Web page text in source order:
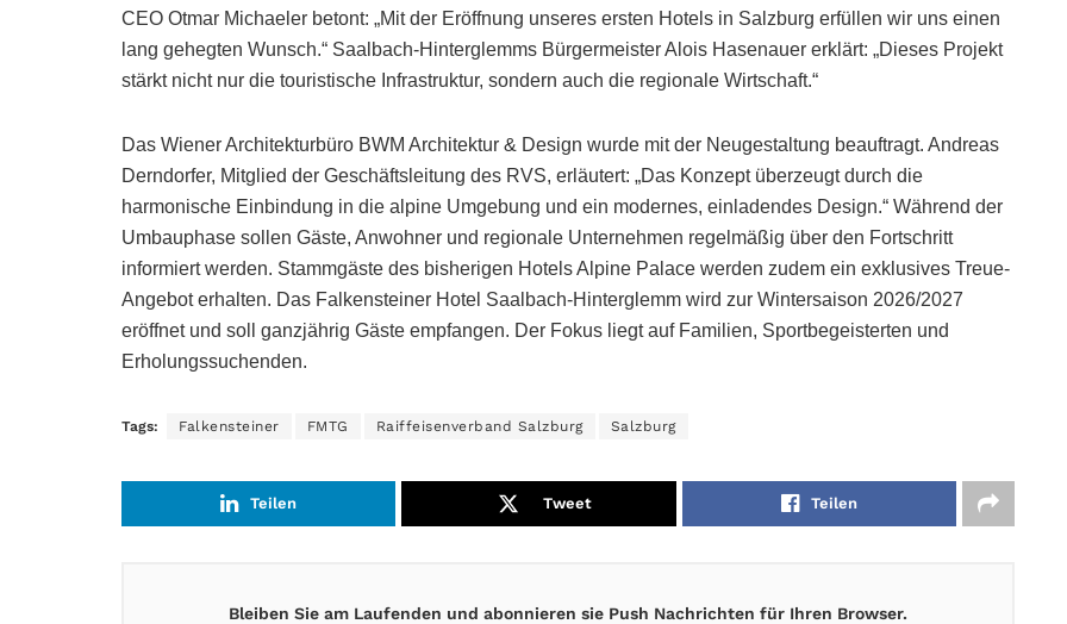
CEO Otmar Michaeler betont: „Mit der Eröffnung unseres ersten Hotels in Salzburg erfüllen wir uns einen
lang gehegten Wunsch.“ Saalbach-Hinterglemms Bürgermeister Alois Hasenauer erklärt: „Dieses Projekt
stärkt nicht nur die touristische Infrastruktur, sondern auch die regionale Wirtschaft.“
Das Wiener Architekturbüro BWM Architektur & Design wurde mit der Neugestaltung beauftragt. Andreas
Derndorfer, Mitglied der Geschäftsleitung des RVS, erläutert: „Das Konzept überzeugt durch die
harmonische Einbindung in die alpine Umgebung und ein modernes, einladendes Design.“ Während der
Umbauphase sollen Gäste, Anwohner und regionale Unternehmen regelmäßig über den Fortschritt
informiert werden. Stammgäste des bisherigen Hotels Alpine Palace werden zudem ein exklusives Treue-
Angebot erhalten. Das Falkensteiner Hotel Saalbach-Hinterglemm wird zur Wintersaison 2026/2027
eröffnet und soll ganzjährig Gäste empfangen. Der Fokus liegt auf Familien, Sportbegeisterten und
Erholungssuchenden.
Tags: Falkensteiner FMTG Raiffeisenverband Salzburg Salzburg
Teilen Tweet Teilen
Bleiben Sie am Laufenden und abonnieren sie Push Nachrichten für Ihren Browser.